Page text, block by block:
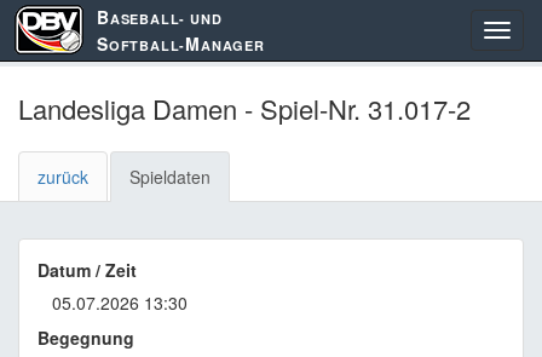
BASEBALL- UND
SOFTBALL-MANAGER
Landesliga Damen - Spiel-Nr. 31.017-2
zurück Spieldaten
Datum / Zeit
05.07.2026 13:30
Begegnung